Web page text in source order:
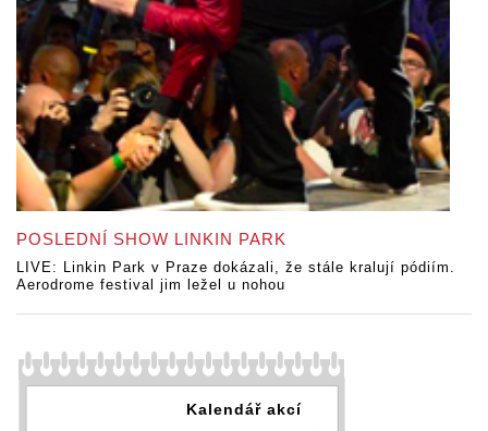
POSLEDNÍ SHOW LINKIN PARK
LIVE: Linkin Park v Praze dokázali, že stále kralují pódiím.
Aerodrome festival jim ležel u nohou
Kalendář akcí